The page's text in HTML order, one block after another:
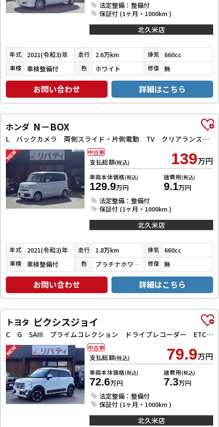
法定整備：整備付
保証付 (1ヶ月・1000km )
北久米店
年式 2021(令和3)年 走行 2.6万km 排気 660cc
車検 車検整備付 色 ホワイト 修復 無
お問い合わせ 詳細はこちら
ホンダ N－BOX
L バックカメラ 両側スライド・片側電動 TV クリアランスソナー オートクルーズコントロール レーンアシスト 衝突被害軽減システム オートライト スマートキー アイドリングストップ 電動格納ミラー
支払総額(税込) 139万円
車両本体価格(税込)
129.9万円
諸費用(税込)
9.1万円
法定整備：整備付
保証付 (1ヶ月・1000km )
中古車
北久米店
年式 2021(令和3)年 走行 1.8万km 排気 660cc
車検 車検整備付 色 プラチナホワイトパール 修復 無
お問い合わせ 詳細はこちら
トヨタ ピクシスジョイ
C G SAIII プライムコレクション ドライブレコーダー ETC バックカメラ ナビ TV クリアランスソナー 衝突被害軽減システム オートマチックハイビーム オートライト スマートキー アイドリングストップ 電動格納ミラー
支払総額(税込) 79.9万円
車両本体価格(税込)
72.6万円
諸費用(税込)
7.3万円
法定整備：整備付
保証付 (1ヶ月・1000km )
中古車
北久米店